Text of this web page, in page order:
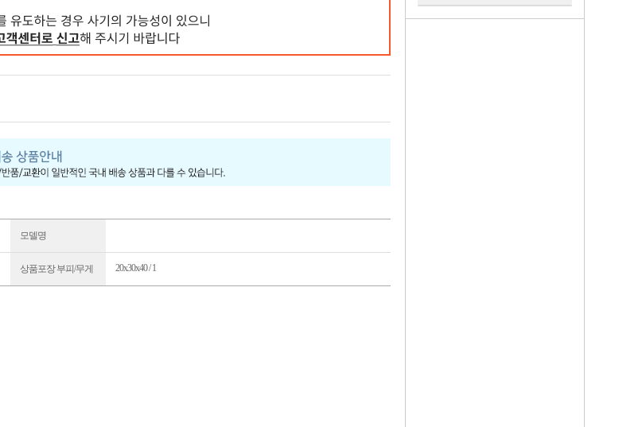
모델명
상품포장 부피/무게 20x30x40 / 1